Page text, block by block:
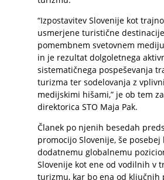
“Izpostavitev Slovenije kot
usmerjene turistične
pomembnem svetovnem
in je rezultat dolgoletnega
sistematičnega pospeševanja
turizma ter sodelovanja z
medijskimi hišami,” je ob tem
direktorica STO Maja Pak.
Članek po njenih besedah
promocijo Slovenije, še
dodatnemu globalnemu
Slovenije kot ene od vodilnih v
turizmu, kar bo ena od ključnih